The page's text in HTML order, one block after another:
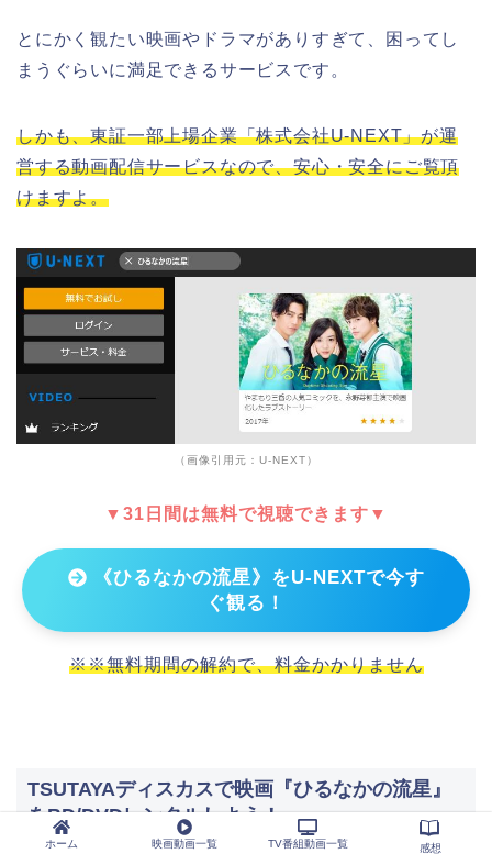
とにかく観たい映画やドラマがありすぎて、困ってし
まうぐらいに満足できるサービスです。
しかも、東証一部上場企業「株式会社U-NEXT」が運
営する動画配信サービスなので、安心・安全にご覧頂
けますよ。
（画像引用元：U-NEXT）
▼31日間は無料で視聴できます▼
《ひるなかの流星》をU-NEXTで今す
ぐ観る！
※※無料期間の解約で、料金かかりません
TSUTAYAディスカスで映画『ひるなかの流星』
をBD/DVDレンタルしよう！
ホーム 映画動画一覧 TV番組動画一覧 感想